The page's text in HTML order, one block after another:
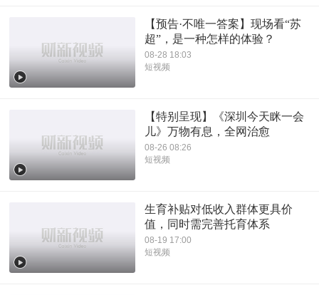
【预告·不唯一答案】现场看“苏
超”，是一种怎样的体验？
08-28 18:03
短视频
【特别呈现】《深圳今天眯一会
儿》万物有息，全网治愈
08-26 08:26
短视频
生育补贴对低收入群体更具价
值，同时需完善托育体系
08-19 17:00
短视频